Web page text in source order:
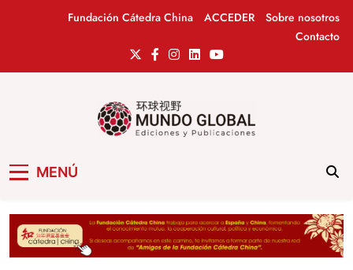
Fundación Cátedra China ACCEDER
Sobre nosotros
Contacto
MENÚ